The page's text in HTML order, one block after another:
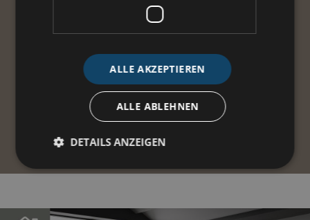
ALLE AKZEPTIEREN
ALLE ABLEHNEN
DETAILS ANZEIGEN